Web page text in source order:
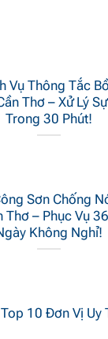
Vụ Thông Tắc
Thơ – Xử Lý
Trong 30 Phút!
Sơn Chống
Thơ – Phục Vụ
Không Nghỉ!
10 Đơn Vị Uy